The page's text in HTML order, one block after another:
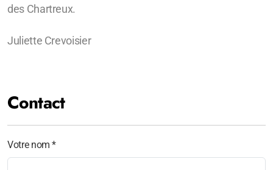
des Chartreux.
Juliette Crevoisier
Contact
Votre nom *